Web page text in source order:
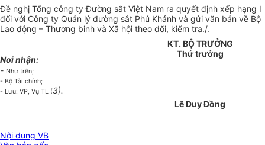
Đề nghị Tổng công ty Đường sắt Việt Nam ra quyết định xếp hạng I
đối với Công ty Quản lý đường sắt Phú Khánh và gửi văn bản về Bộ
Lao động – Thương binh và Xã hội theo dõi, kiểm tra./.
Nơi nhận:
- Như trên;
- Bộ Tài chính;
- Lưu: VP, Vụ TL (3).
KT. BỘ TRƯỞNG
Thứ trưởng
Lê Duy Đồng
Nội dung VB